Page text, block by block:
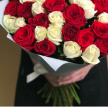
Новосибирск
Волгоград